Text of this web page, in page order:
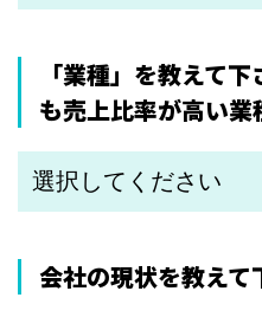
「業種」を教えて下
も売上比率が高い業
会社の現状を教えて